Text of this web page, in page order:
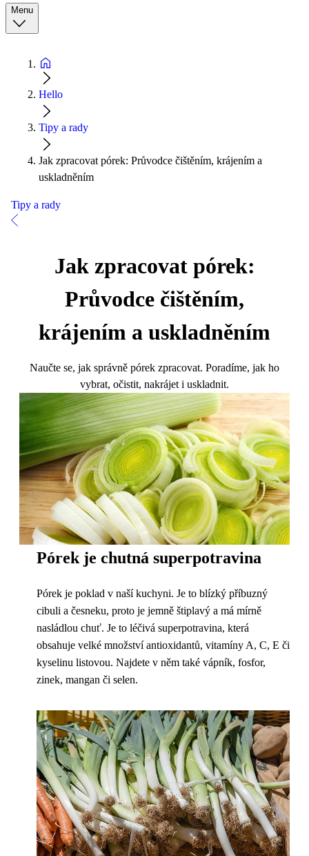
Menu
Hello
Tipy a rady
Jak zpracovat pórek: Průvodce čištěním, krájením a
uskladněním
Tipy a rady
Jak zpracovat pórek:
Průvodce čištěním,
krájením a uskladněním
Naučte se, jak správně pórek zpracovat. Poradíme, jak ho
vybrat, očistit, nakrájet i uskladnit.
Pórek je chutná superpotravina
Pórek je poklad v naší kuchyni. Je to blízký příbuzný
cibuli a česneku, proto je jemně štiplavý a má mírně
nasládlou chuť. Je to léčivá superpotravina, která
obsahuje velké množství antioxidantů, vitamíny A, C, E či
kyselinu listovou. Najdete v něm také vápník, fosfor,
zinek, mangan či selen.